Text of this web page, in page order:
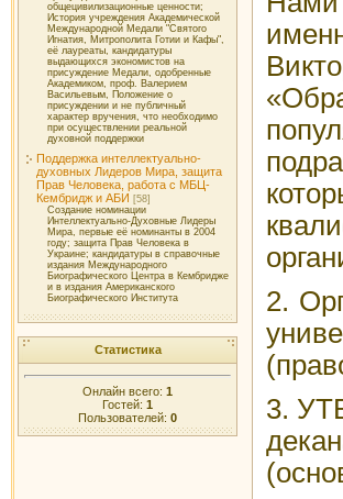
общецивилизационные ценности;
История учреждения Академической
Международной Медали "Святого
Игнатия, Митрополита Готии и Кафы",
её лауреаты, кандидатуры
выдающихся экономистов на
присуждение Медали, одобренные
Академиком, проф. Валерием
Васильевым, Положение о
присуждении и не публичный
характер вручения, что необходимо
при осуществлении реальной
духовной поддержки
Поддержка интеллектуально-
духовных Лидеров Мира, защита
Прав Человека, работа с МБЦ-
Кембридж и АБИ [58]
Создание номинации
Интеллектуально-Духовные Лидеры
Мира, первые её номинанты в 2004
году; защита Прав Человека в
Украине; кандидатуры в справочные
издания Международного
Биографического Центра в Кембридже
и в издания Американского
Биографического Института
Статистика
Онлайн всего: 1
Гостей: 1
Пользователей: 0
2.
3.